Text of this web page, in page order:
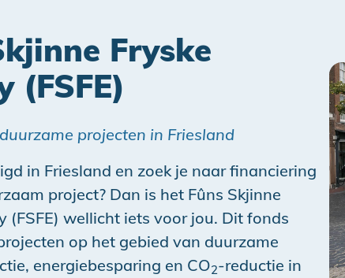
Fryske
(FSFE)
projecten in Friesland
in Friesland en zoek je naar financiering
project? Dan is het Fûns Skjinne
(FSFE) wellicht iets voor jou. Dit fonds
op het gebied van duurzame
energiebesparing en CO2-reductie in